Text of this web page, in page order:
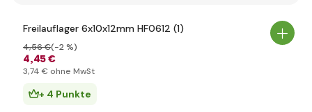
Freilauflager 6x10x12mm HF0612 (1)
4,45 €
4,56 €(-2 %)
3,74 € ohne MwSt
+ 4 Punkte